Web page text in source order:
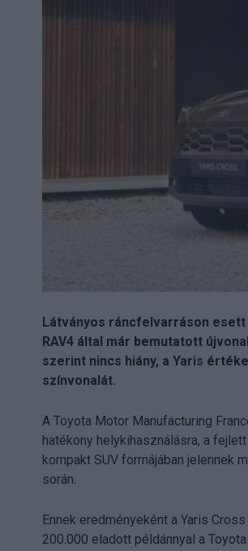
Látványos ráncfelvarráson
RAV4 által már bemutatott
szerint nincs hiány, a Yaris
színvonalát.
A Toyota Motor Manufacturing
hatékony helykihasználásra, a
kompakt SUV formájában jelennek
során.
Ennek eredményeként a Yaris
200.000 eladott példánnyal a